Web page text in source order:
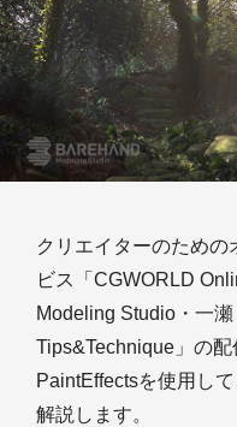
クリエイターのため
ビス「CGWORLD
Modeling Studio・一
Tips&Technique」の配
PaintEffectsを使用し
解説します。